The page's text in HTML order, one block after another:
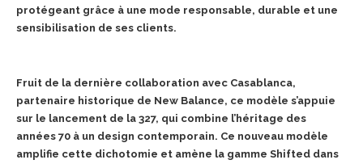
protégeant grâce à une mode responsable, durable et une
sensibilisation de ses clients.
Fruit de la dernière collaboration avec Casablanca,
partenaire historique de New Balance, ce modèle s’appuie
sur le lancement de la 327, qui combine l’héritage des
années 70 à un design contemporain. Ce nouveau modèle
amplifie cette dichotomie et amène la gamme Shifted dans